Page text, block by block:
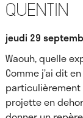
Quentin
jeudi 29
Waouh, quelle
Comme j’ai dit
projette en